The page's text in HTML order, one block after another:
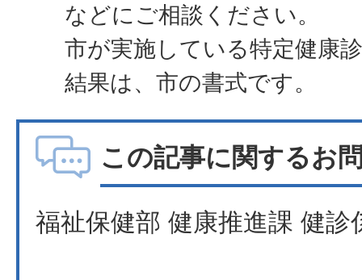
などにご相談ください。
市が実施している特定健康
結果は、市の書式です。
この記事に関するお
福祉保健部 健康推進課 健診